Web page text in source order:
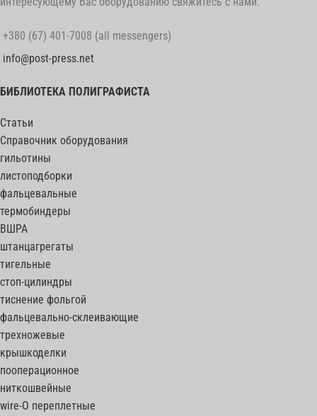
+380 (67) 401-7008 (all messengers)
info@post-press.net
БИБЛИОТЕКА ПОЛИГРАФИСТА
Статьи
Справочник оборудования
гильотины
листоподборки
фальцевальные
термобиндеры
ВШРА
штанцагрегаты
тигельные
стоп-цилиндры
тиснение фольгой
фальцевально-склеивающие
трехножевые
крышкоделки
пооперационное
ниткошвейные
wire-O переплетные